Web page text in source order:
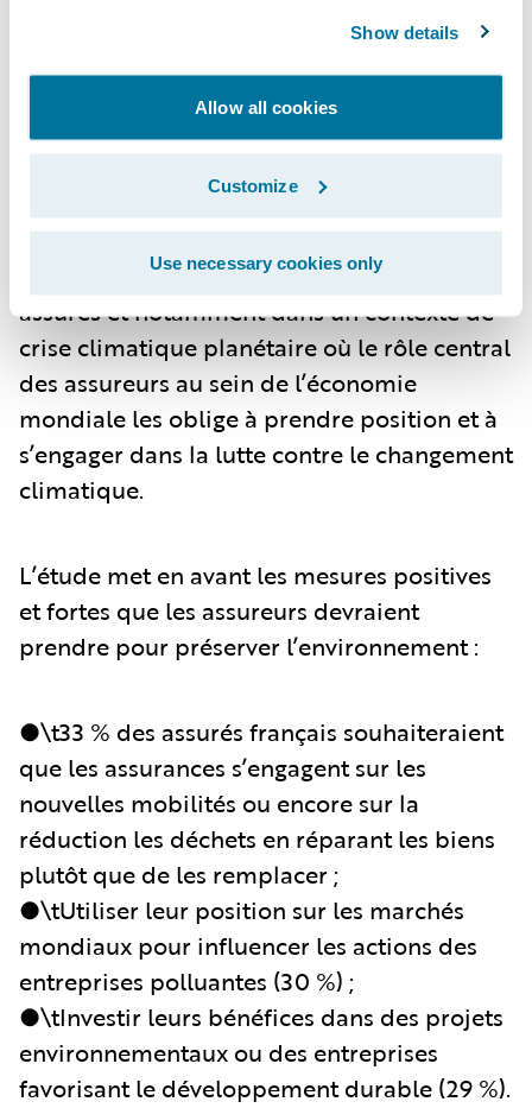
Show details
Allow all cookies
Customize
Use necessary cookies only
opinion positive des actions des assureurs
en matière sociale a fortement augmenté
passant de 32 % en 2021 à 40 % en 2022.
Toutefois, ces efforts doivent se poursuivre
afin d’améliorer encore la perception des
assurés et notamment dans un contexte de
crise climatique planétaire où le rôle central
des assureurs au sein de l’économie
mondiale les oblige à prendre position et à
s’engager dans la lutte contre le changement
climatique.
L’étude met en avant les mesures positives
et fortes que les assureurs devraient
prendre pour préserver l’environnement :
●\t33 % des assurés français souhaiteraient
que les assurances s’engagent sur les
nouvelles mobilités ou encore sur la
réduction les déchets en réparant les biens
plutôt que de les remplacer ;
●\tUtiliser leur position sur les marchés
mondiaux pour influencer les actions des
entreprises polluantes (30 %) ;
●\tInvestir leurs bénéfices dans des projets
environnementaux ou des entreprises
favorisant le développement durable (29 %).